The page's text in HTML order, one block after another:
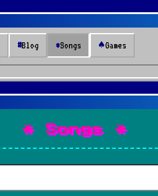
#Blog *Songs ♠Games
* Songs *